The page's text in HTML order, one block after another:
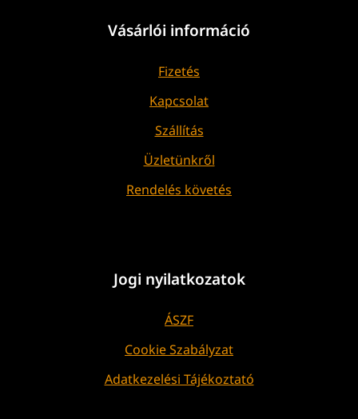
Vásárlói információ
Fizetés
Kapcsolat
Szállítás
Üzletünkről
Rendelés követés
Jogi nyilatkozatok
ÁSZF
Cookie Szabályzat
Adatkezelési Tájékoztató